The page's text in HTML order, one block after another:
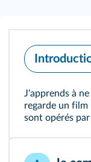
J'apprends à
regarde un film
sont opérés